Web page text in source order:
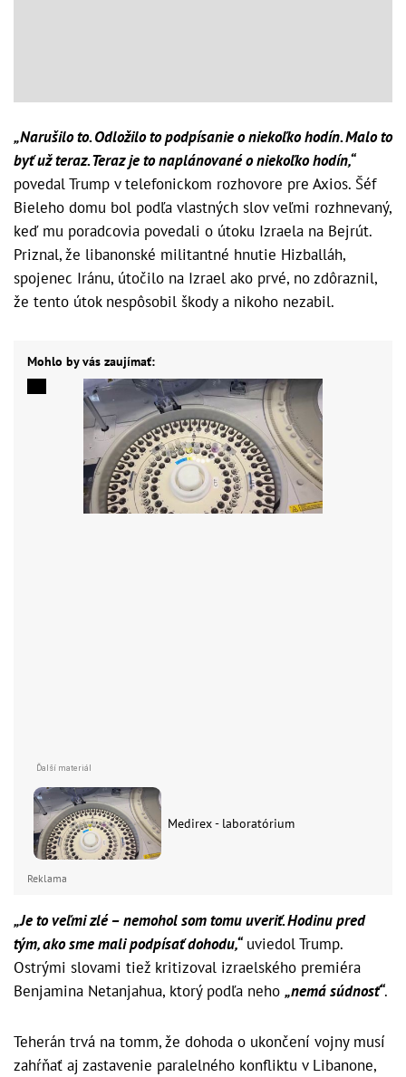
„Narušilo to. Odložilo to podpísanie o niekoľko hodín. Malo to
byť už teraz. Teraz je to naplánované o niekoľko hodín,“
povedal Trump v telefonickom rozhovore pre Axios. Šéf
Bieleho domu bol podľa vlastných slov veľmi rozhnevaný,
keď mu poradcovia povedali o útoku Izraela na Bejrút.
Priznal, že libanonské militantné hnutie Hizballáh,
spojenec Iránu, útočilo na Izrael ako prvé, no zdôraznil,
že tento útok nespôsobil škody a nikoho nezabil.
Mohlo by vás zaujímať:
Medirex - laboratórium
Reklama
„Je to veľmi zlé – nemohol som tomu uveriť. Hodinu pred
tým, ako sme mali podpísať dohodu,“uviedol Trump.
Ostrými slovami tiež kritizoval izraelského premiéra
Benjamina Netanjahua, ktorý podľa neho „nemá súdnosť“.
Teherán trvá na tomm, že dohoda o ukončení vojny musí
zahŕňať aj zastavenie paralelného konfliktu v Libanone,